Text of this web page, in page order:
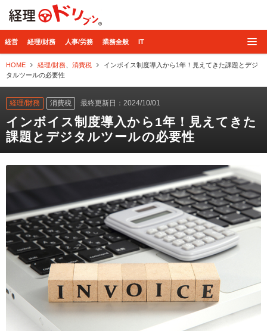
経営 経理/財務 人事/労務 業務全般 IT
HOME 経理/財務 消費税
インボイス制度導入から1年！見えてきた課題とデジ
タルツールの必要性
経理/財務 消費税 最終更新日：2024/10/01
インボイス制度導入から1年！見えてきた
課題とデジタルツールの必要性